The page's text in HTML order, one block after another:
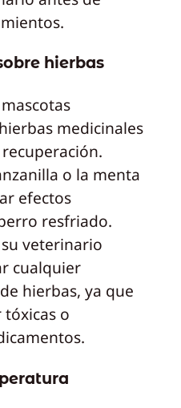
hierbas
medicinales
o la menta
efectos
resfriado.
veterinario
cualquier
hierbas, ya que
o